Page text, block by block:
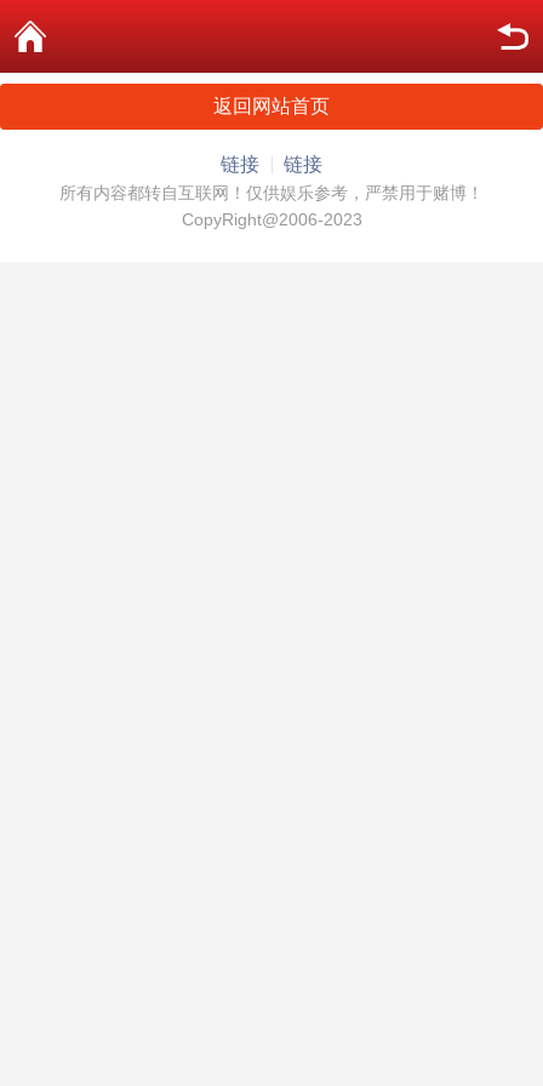
返回网站首页
链接 链接
所有内容都转自互联网！仅供娱乐参考，严禁用于赌博！
CopyRight@2006-2023